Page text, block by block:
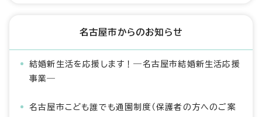
名古屋市からのお知らせ
結婚新生活を応援します！―名古屋市結婚新生活応援
事業―
名古屋市こども誰でも通園制度（保護者の方へのご案